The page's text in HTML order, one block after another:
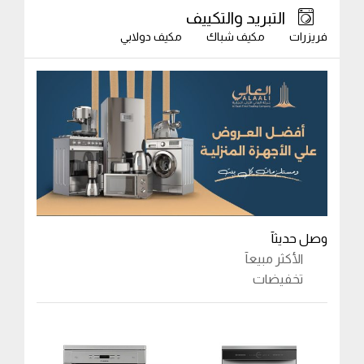
التبريد والتكييف
فريزرات مكيف شباك مكيف دولابي
وصل حديثآ
الأكثر مبيعآ
تخفيضات